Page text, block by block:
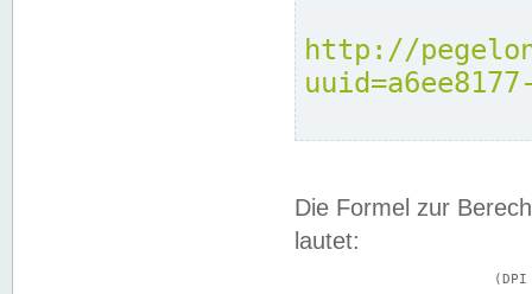
http://
Die Formel zur
lautet: